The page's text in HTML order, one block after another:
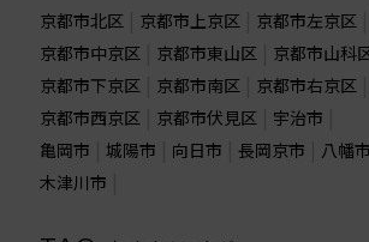
京都市北区 京都市上京区
京都市左京区
京都市中京区
京都市東山区
京都市山科
京都市下京区
京都市南区
京都市右京区
京都市西京区
京都市伏見区
宇治市
亀岡市
城陽市 向日市 長岡京市
八幡市
木津川市